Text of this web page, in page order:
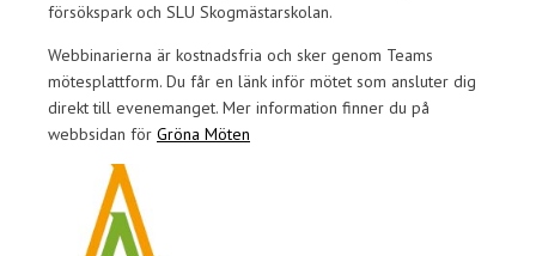
försökspark och SLU Skogmästarskolan.
Webbinarierna är kostnadsfria och sker genom Teams
mötesplattform. Du får en länk inför mötet som ansluter dig
direkt till evenemanget. Mer information finner du på
webbsidan för Gröna Möten